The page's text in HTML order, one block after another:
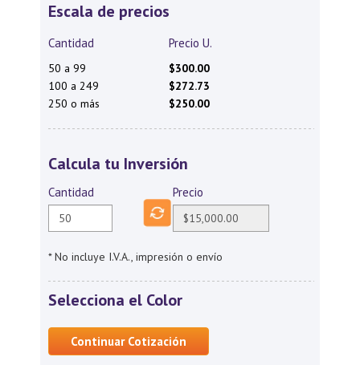
Escala de precios
Cantidad Precio U.
50 a 99
$300.00
100 a 249
$272.73
250 o más
$250.00
Calcula tu Inversión
Cantidad Precio
* No incluye I.V.A., impresión o envío
Selecciona el Color
Continuar Cotización